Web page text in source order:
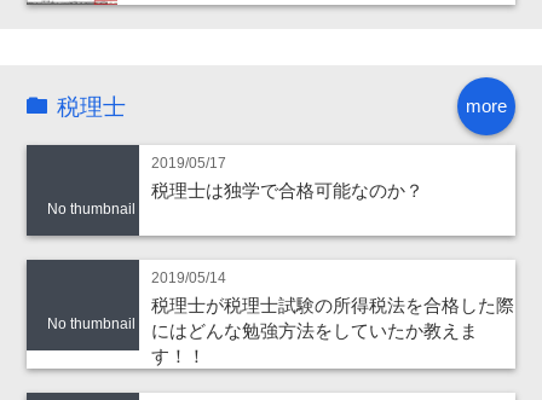
more
税理士
No thumbnail
2019/05/17
税理士は独学で合格可能なのか？
No thumbnail
2019/05/14
税理士が税理士試験の所得税法を合格した際
にはどんな勉強方法をしていたか教えま
す！！